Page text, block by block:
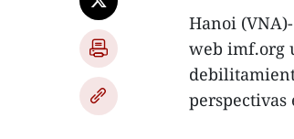
Hanoi
web imf.org
perspectivas